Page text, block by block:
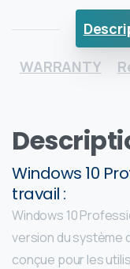
WARRANTY
Windows 10
travail :
Windows 10
version du système
conçue pour les